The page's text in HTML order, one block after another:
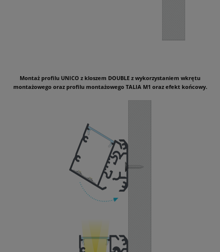
Montaż profilu UNICO z kloszem DOUBLE z wykorzystaniem wkrętu
montażowego oraz profilu montażowego TALIA M1 oraz efekt końcowy.